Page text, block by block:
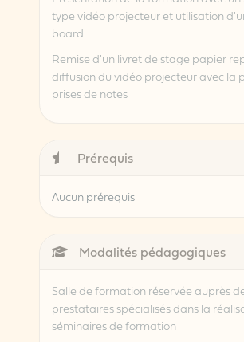
type vidéo projecteur et utilisation
board
Remise d'un livret de stage papier
diffusion du vidéo projecteur avec la
prises de notes
Prérequis
Aucun prérequis
Modalités pédagogiques
Salle de formation réservée auprès
prestataires spécialisés dans la
séminaires de formation